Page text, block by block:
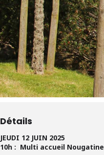
Détails
JEUDI 12 JUIN 2025
10h : Multi accueil Nougatine